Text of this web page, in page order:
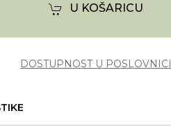
U KOŠARICU
DOSTUPNOST U POSLOVNICI